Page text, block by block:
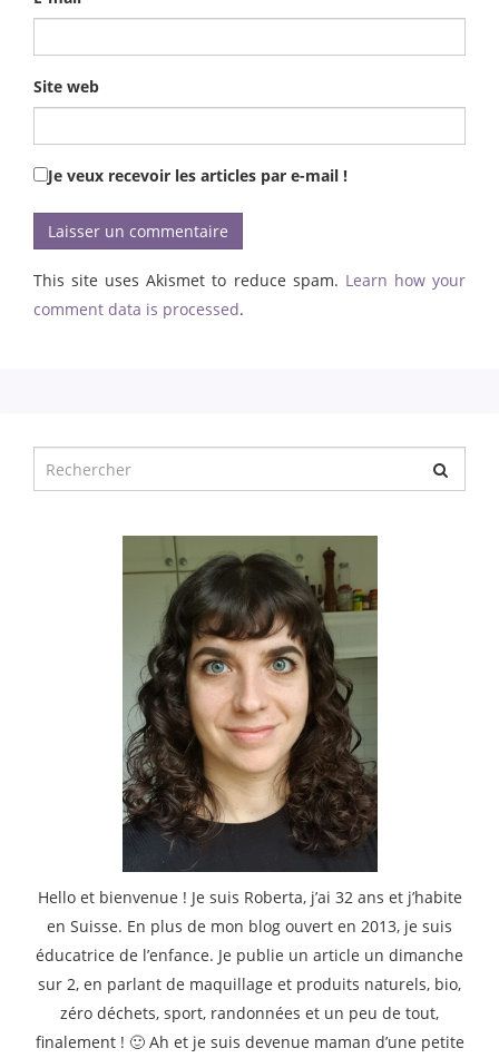
Site web
Je veux recevoir les articles par e-mail !
This site uses Akismet to reduce spam. Learn how your
comment data is processed.
pour
Hello et bienvenue ! Je suis Roberta, j’ai 32 ans et j’habite
en Suisse. En plus de mon blog ouvert en 2013, je suis
éducatrice de l’enfance. Je publie un article un dimanche
sur 2, en parlant de maquillage et produits naturels, bio,
zéro déchets, sport, randonnées et un peu de tout,
finalement ! 🙂 Ah et je suis devenue maman d’une petite